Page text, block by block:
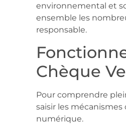
environnemental et
ensemble les
responsable.
Chèque
Pour comprendre
saisir les
numérique.